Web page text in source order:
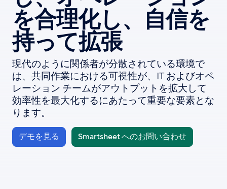
を合理化し、自信を
持って拡張
現代のように関係者が分散されている環境で
は、共同作業における可視性が、IT およびオペ
レーション チームがアウトプットを拡大して
効率性を最大化するにあたって重要な要素とな
ります。
デモを見る Smartsheet へのお問い合わせ